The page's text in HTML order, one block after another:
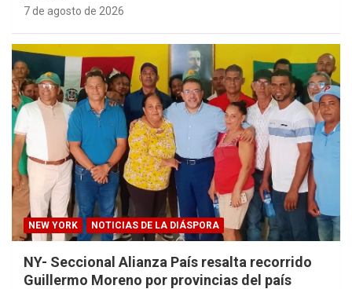
7 de agosto de 2026
NEW YORK NOTICIAS DE LA DIÁSPORA
NY- Seccional Alianza País resalta recorrido
Guillermo Moreno por provincias del país